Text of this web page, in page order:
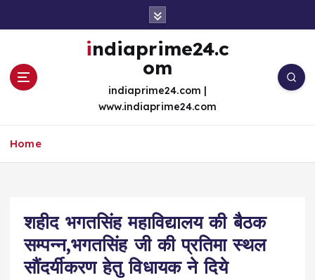
indiaprime24.c
om
indiaprime24.com |
www.indiaprime24.com
Home
शहीद भगतसिंह महाविद्यालय की बैठक
सम्पन्न,भगतसिंह जी की प्रतिमा स्थल
सौंदर्यीकरण हेतु विधायक ने दिये